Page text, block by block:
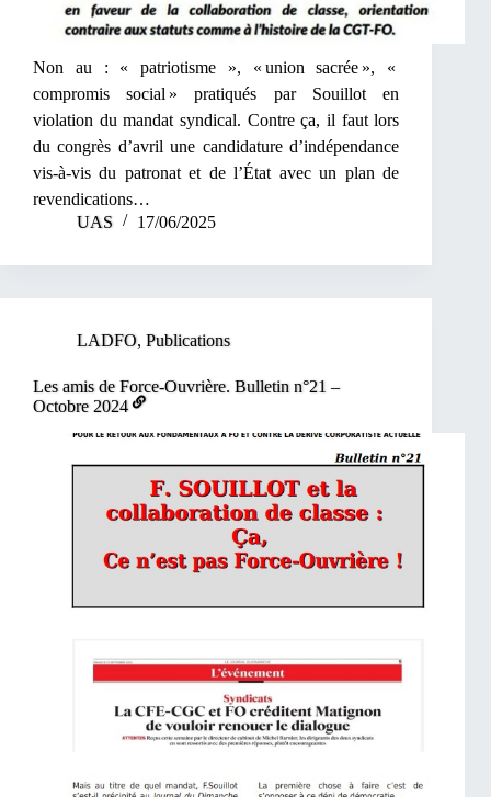
Non au : « patriotisme », « union sacrée », «
compromis social » pratiqués par Souillot en
violation du mandat syndical. Contre ça, il faut lors
du congrès d’avril une candidature d’indépendance
vis-à-vis du patronat et de l’État avec un plan de
revendications…
UAS
17/06/2025
LADFO, Publications
Les amis de Force-Ouvrière. Bulletin n°21 –
Octobre 2024